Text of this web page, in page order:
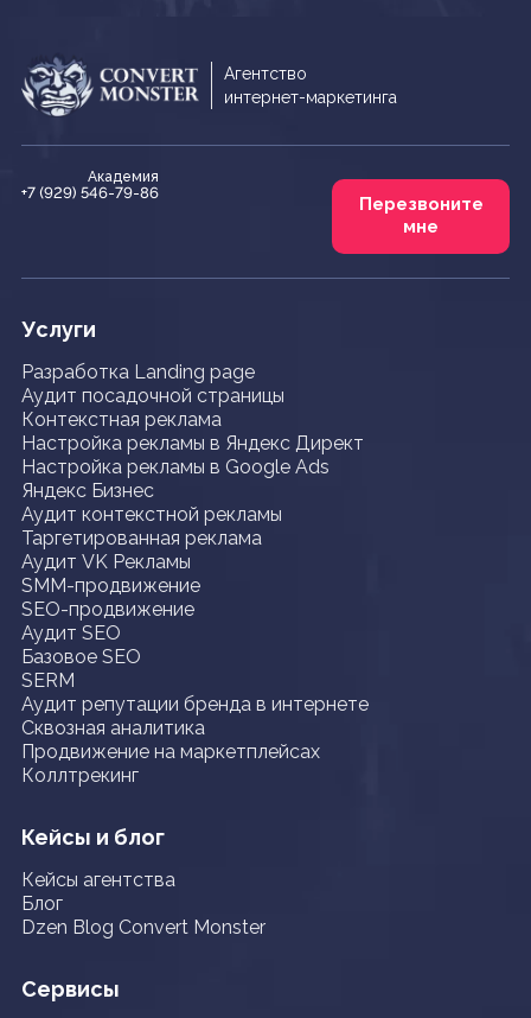
Агентство
интернет-маркетинга
Академия
+7 (929) 546-79-86
Перезвоните
мне
Услуги
Разработка Landing page
Аудит посадочной страницы
Контекстная реклама
Настройка рекламы в Яндекс Директ
Настройка рекламы в Google Ads
Яндекс Бизнес
Аудит контекстной рекламы
Таргетированная реклама
Аудит VK Рекламы
SMM-продвижение
SEO-продвижение
Аудит SEO
Базовое SEO
SERM
Аудит репутации бренда в интернете
Сквозная аналитика
Продвижение на маркетплейсах
Коллтрекинг
Кейсы и блог
Кейсы агентства
Блог
Dzen Blog Convert Monster
Сервисы